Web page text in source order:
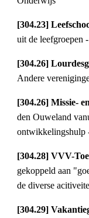
[304.23]
uit de leefgroepen
[304.26]
Andere
[304.26] Missie-
den Ouweland
ontwikkelingshulp
[304.28] VVV-
gekoppeld aan
de diverse
[304.29]